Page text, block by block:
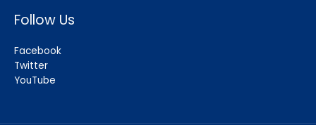
Follow Us
Facebook
Twitter
YouTube